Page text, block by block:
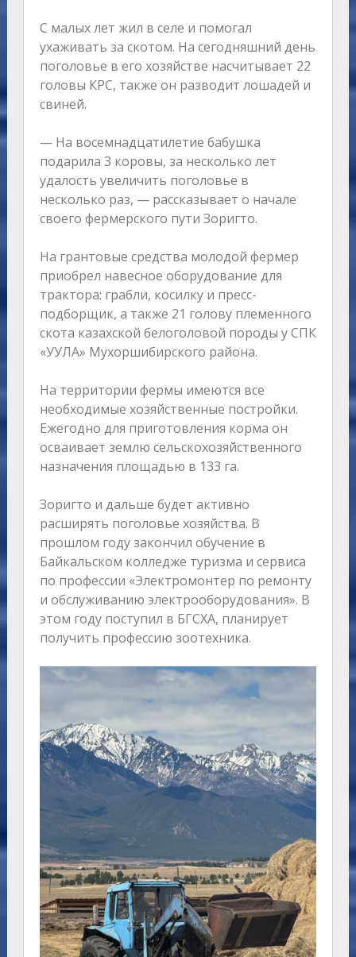
С малых лет жил в селе и помогал
ухаживать за скотом. На сегодняшний день
поголовье в его хозяйстве насчитывает 22
головы КРС, также он разводит лошадей и
свиней.
— На восемнадцатилетие бабушка
подарила 3 коровы, за несколько лет
удалость увеличить поголовье в
несколько раз, — рассказывает о начале
своего фермерского пути Зоригто.
На грантовые средства молодой фермер
приобрел навесное оборудование для
трактора: грабли, косилку и пресс-
подборщик, а также 21 голову племенного
скота казахской белоголовой породы у СПК
«УУЛА» Мухоршибирского района.
На территории фермы имеются все
необходимые хозяйственные постройки.
Ежегодно для приготовления корма он
осваивает землю сельскохозяйственного
назначения площадью в 133 га.
Зоригто и дальше будет активно
расширять поголовье хозяйства. В
прошлом году закончил обучение в
Байкальском колледже туризма и сервиса
по профессии «Электромонтер по ремонту
и обслуживанию электрооборудования». В
этом году поступил в БГСХА, планирует
получить профессию зоотехника.